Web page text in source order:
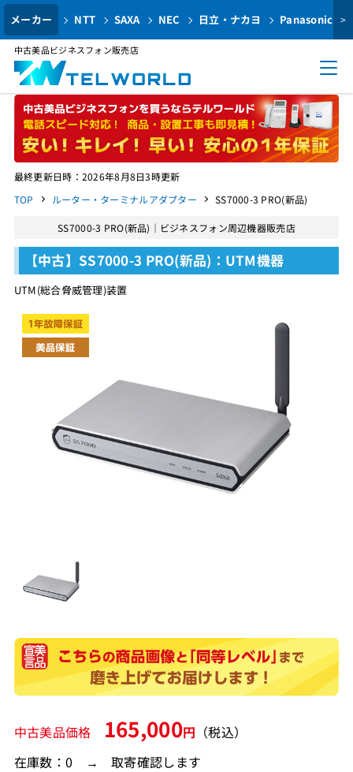
メーカー NTT SAXA NEC 日立・ナカヨ Panasonic >
中古美品ビジネスフォン販売店
最終更新日時：2026年8月8日3時更新
TOP
ルーター・ターミナルアダプター SS7000-3 PRO(新品)
SS7000-3 PRO(新品)｜ビジネスフォン周辺機器販売店
【中古】SS7000-3 PRO(新品)：UTM機器
UTM(総合脅威管理)装置
中古美品価格 165,000円 （税込）
在庫数：0 → 取寄確認します